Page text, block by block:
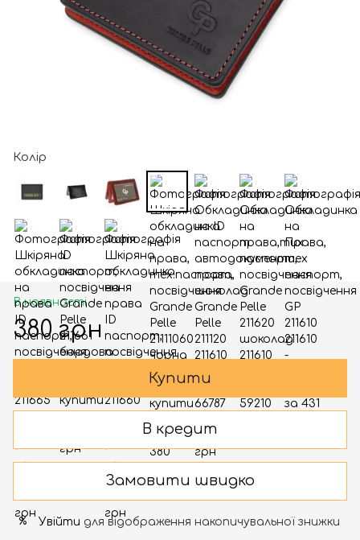
Колір
В наявності
380 грн
Купити
В кредит
Замовити швидко
% Увійти для відображення накопичувальної знижки